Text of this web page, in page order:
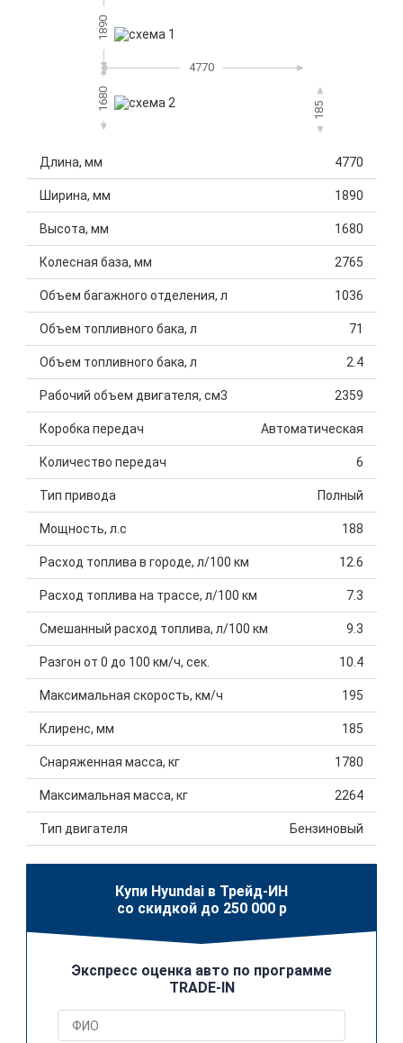
1890
4770
1680 185
Длина, мм 4770
Ширина, мм 1890
Высота, мм 1680
Колесная база, мм 2765
Объем багажного отделения, л 1036
Объем топливного бака, л 71
Объем топливного бака, л 2.4
Рабочий объем двигателя, см3 2359
Коробка передач Автоматическая
Количество передач 6
Тип привода Полный
Мощность, л.с 188
Расход топлива в городе, л/100 км 12.6
Расход топлива на трассе, л/100 км 7.3
Смешанный расход топлива, л/100 км 9.3
Разгон от 0 до 100 км/ч, сек. 10.4
Максимальная скорость, км/ч 195
Клиренс, мм 185
Снаряженная масса, кг 1780
Максимальная масса, кг 2264
Тип двигателя Бензиновый
Купи Hyundai в Трейд-ИН
со скидкой до 250 000 р
Экспресс оценка авто по программе
TRADE-IN